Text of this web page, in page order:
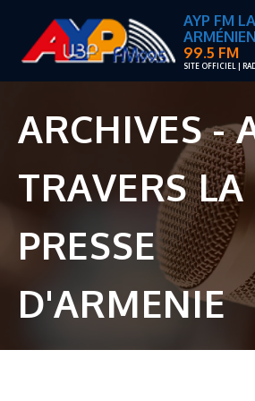
AYP FM
99.5 FM
SITE OFFICIEL |
ARCHIVES -
TRAVERS LA
PRESSE
D'ARMENIE